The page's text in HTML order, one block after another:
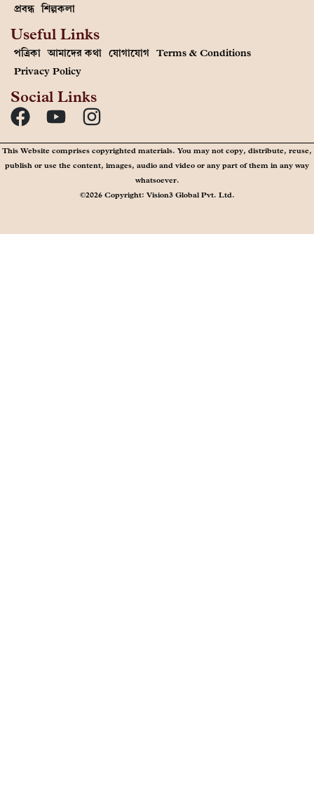
প্রবন্ধ শিল্পকলা
Useful Links
পত্রিকা আমাদের কথা যোগাযোগ Terms & Conditions
Privacy Policy
Social Links
This Website comprises copyrighted materials. You may not copy, distribute, reuse,
publish or use the content, images, audio and video or any part of them in any way
whatsoever.
©2026 Copyright: Vision3 Global Pvt. Ltd.